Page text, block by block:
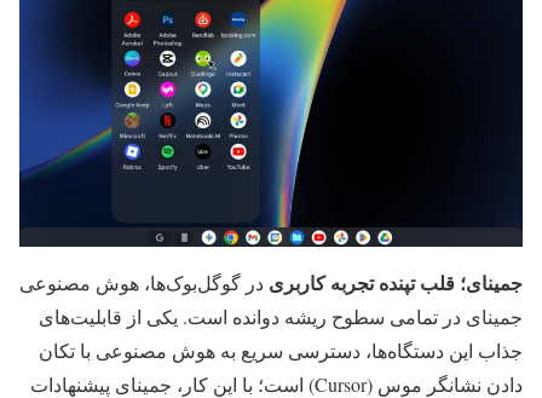
جمینای؛ قلب تپنده تجربه کاربری در گوگل‌بوک‌ها، هوش مصنوعی
جمینای در تمامی سطوح ریشه دوانده است. یکی از قابلیت‌های
جذاب این دستگاه‌ها، دسترسی سریع به هوش مصنوعی با تکان
دادن نشانگر موس (Cursor) است؛ با این کار، جمینای پیشنهادات